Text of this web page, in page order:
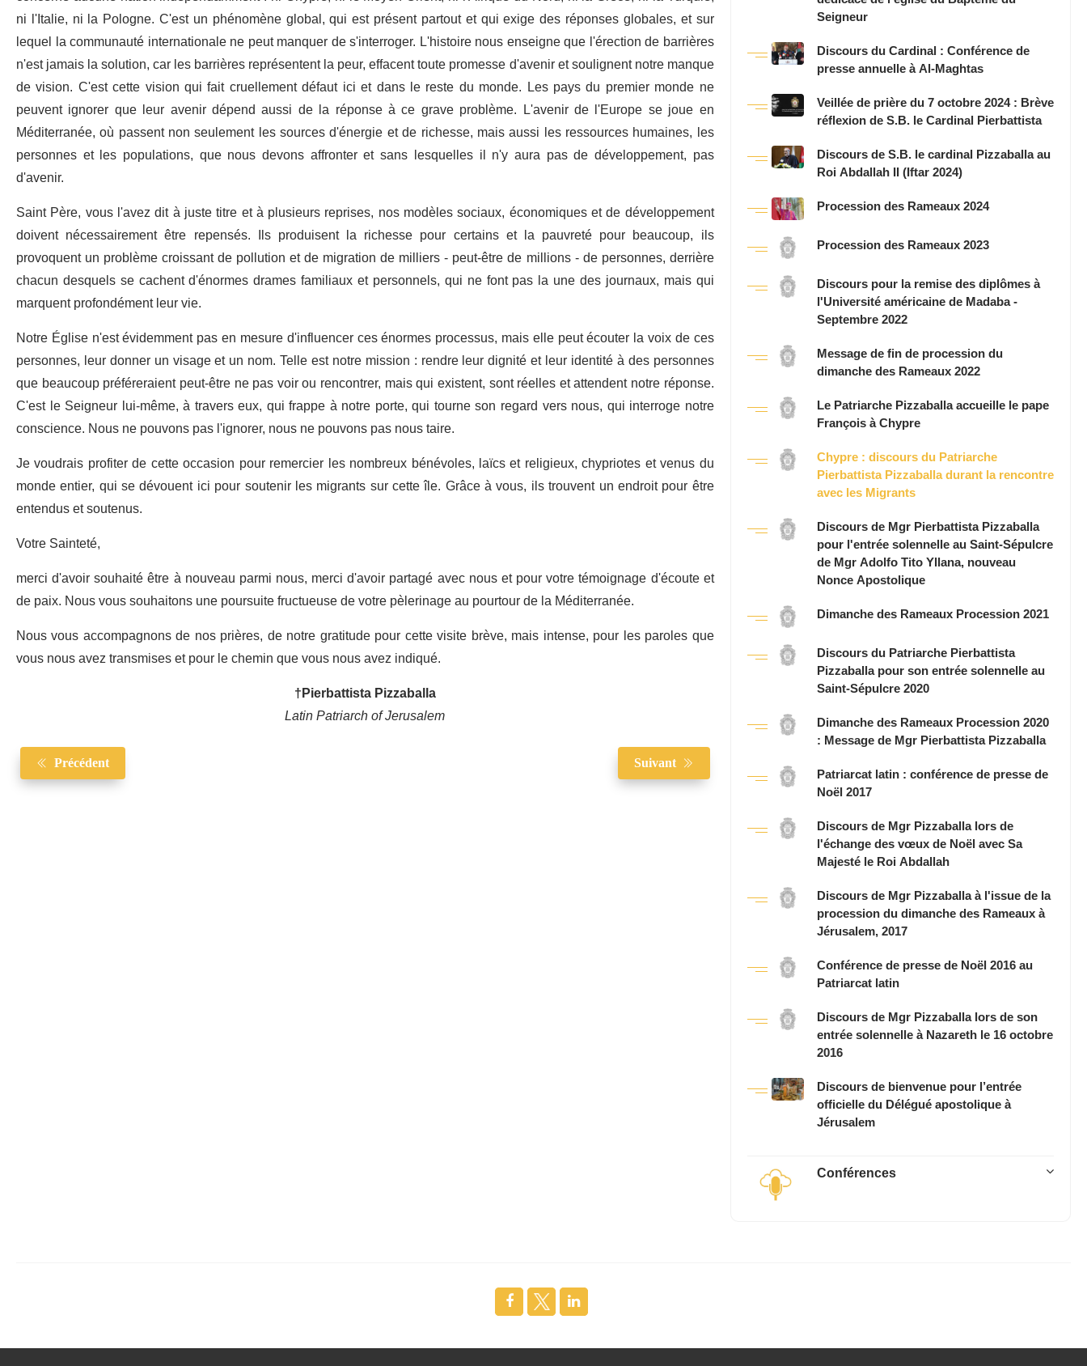
ni l'Italie, ni la Pologne. C'est un phénomène global, qui est présent partout et qui exige des réponses globales, et sur
lequel la communauté internationale ne peut manquer de s'interroger. L'histoire nous enseigne que l'érection de barrières
n'est jamais la solution, car les barrières représentent la peur, effacent toute promesse d'avenir et soulignent notre manque
de vision. C'est cette vision qui fait cruellement défaut ici et dans le reste du monde. Les pays du premier monde ne
peuvent ignorer que leur avenir dépend aussi de la réponse à ce grave problème. L'avenir de l'Europe se joue en
Méditerranée, où passent non seulement les sources d'énergie et de richesse, mais aussi les ressources humaines, les
personnes et les populations, que nous devons affronter et sans lesquelles il n'y aura pas de développement, pas
d'avenir.
Saint Père, vous l'avez dit à juste titre et à plusieurs reprises, nos modèles sociaux, économiques et de développement
doivent nécessairement être repensés. Ils produisent la richesse pour certains et la pauvreté pour beaucoup, ils
provoquent un problème croissant de pollution et de migration de milliers - peut-être de millions - de personnes, derrière
chacun desquels se cachent d'énormes drames familiaux et personnels, qui ne font pas la une des journaux, mais qui
marquent profondément leur vie.
Notre Église n'est évidemment pas en mesure d'influencer ces énormes processus, mais elle peut écouter la voix de ces
personnes, leur donner un visage et un nom. Telle est notre mission : rendre leur dignité et leur identité à des personnes
que beaucoup préféreraient peut-être ne pas voir ou rencontrer, mais qui existent, sont réelles et attendent notre réponse.
C'est le Seigneur lui-même, à travers eux, qui frappe à notre porte, qui tourne son regard vers nous, qui interroge notre
conscience. Nous ne pouvons pas l'ignorer, nous ne pouvons pas nous taire.
Je voudrais profiter de cette occasion pour remercier les nombreux bénévoles, laïcs et religieux, chypriotes et venus du
monde entier, qui se dévouent ici pour soutenir les migrants sur cette île. Grâce à vous, ils trouvent un endroit pour être
entendus et soutenus.
Votre Sainteté,
merci d'avoir souhaité être à nouveau parmi nous, merci d'avoir partagé avec nous et pour votre témoignage d'écoute et
de paix. Nous vous souhaitons une poursuite fructueuse de votre pèlerinage au pourtour de la Méditerranée.
Nous vous accompagnons de nos prières, de notre gratitude pour cette visite brève, mais intense, pour les paroles que
vous nous avez transmises et pour le chemin que vous nous avez indiqué.
†Pierbattista Pizzaballa
Latin Patriarch of Jerusalem
Précédent Suivant
Seigneur
Discours du Cardinal : Conférence de
presse annuelle à Al-Maghtas
Veillée de prière du 7 octobre 2024 : Brève
réflexion de S.B. le Cardinal Pierbattista
Discours de S.B. le cardinal Pizzaballa au
Roi Abdallah II (Iftar 2024)
Procession des Rameaux 2024
Procession des Rameaux 2023
Discours pour la remise des diplômes à
l'Université américaine de Madaba -
Septembre 2022
Message de fin de procession du
dimanche des Rameaux 2022
Le Patriarche Pizzaballa accueille le pape
François à Chypre
Chypre : discours du Patriarche
Pierbattista Pizzaballa durant la rencontre
avec les Migrants
Discours de Mgr Pierbattista Pizzaballa
pour l'entrée solennelle au Saint-Sépulcre
de Mgr Adolfo Tito Yllana, nouveau
Nonce Apostolique
Dimanche des Rameaux Procession 2021
Discours du Patriarche Pierbattista
Pizzaballa pour son entrée solennelle au
Saint-Sépulcre 2020
Dimanche des Rameaux Procession 2020
: Message de Mgr Pierbattista Pizzaballa
Patriarcat latin : conférence de presse de
Noël 2017
Discours de Mgr Pizzaballa lors de
l'échange des vœux de Noël avec Sa
Majesté le Roi Abdallah
Discours de Mgr Pizzaballa à l'issue de la
procession du dimanche des Rameaux à
Jérusalem, 2017
Conférence de presse de Noël 2016 au
Patriarcat latin
Discours de Mgr Pizzaballa lors de son
entrée solennelle à Nazareth le 16 octobre
2016
Discours de bienvenue pour l’entrée
officielle du Délégué apostolique à
Jérusalem
Conférences